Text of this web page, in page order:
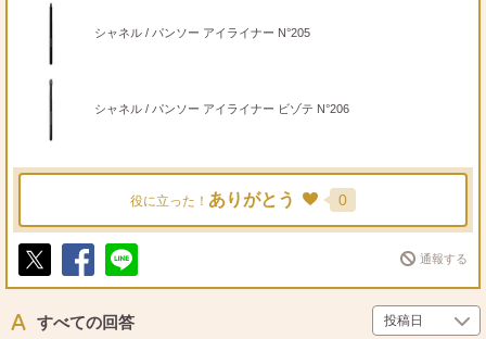
シャネル / パンソー アイライナー N°205
シャネル / パンソー アイライナー ビゾテ N°206
役に立った！ ありがとう 0
ポ
ト
シ
ア
送
通報する
すべての回答